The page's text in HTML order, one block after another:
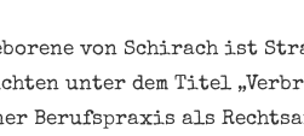
von Schirach ist
unter dem Titel
Berufspraxis als